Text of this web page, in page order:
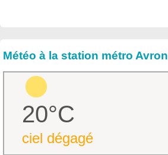
Météo à la station métro Avron
20°C
ciel dégagé